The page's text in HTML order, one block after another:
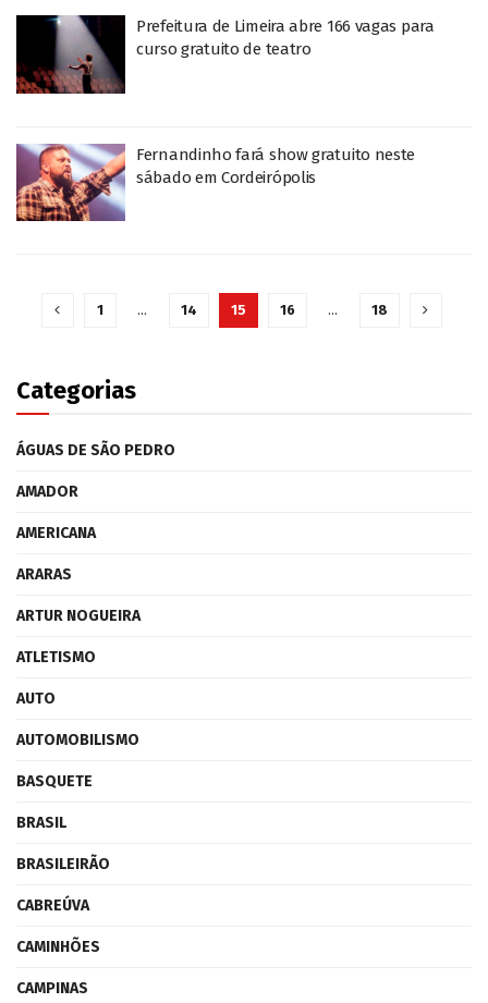
Prefeitura de Limeira abre 166 vagas para
curso gratuito de teatro
Fernandinho fará show gratuito neste
sábado em Cordeirópolis
1 … 14 15 16 … 18
Categorias
ÁGUAS DE SÃO PEDRO
AMADOR
AMERICANA
ARARAS
ARTUR NOGUEIRA
ATLETISMO
AUTO
AUTOMOBILISMO
BASQUETE
BRASIL
BRASILEIRÃO
CABREÚVA
CAMINHÕES
CAMPINAS